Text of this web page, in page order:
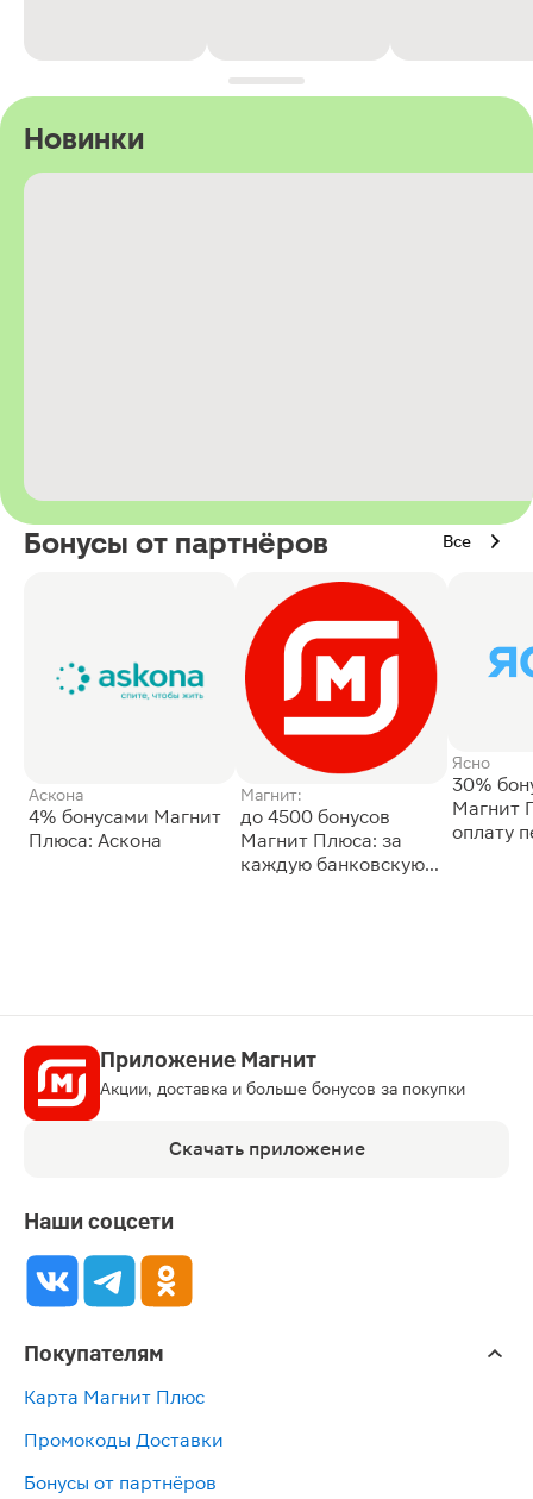
Новинки
Бонусы от партнёров Все
Аскона
4% бонусами Магнит
Плюса: Аскона
Магнит:
до 4500 бонусов
Магнит Плюса: за
каждую банковскую
Ясно
30%
Магнит
оплату
Приложение Магнит
Акции, доставка и больше бонусов за покупки
Скачать приложение
Наши соцсети
Покупателям
Карта Магнит Плюс
Промокоды Доставки
Бонусы от партнёров